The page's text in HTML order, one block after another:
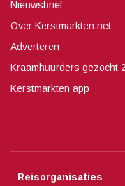
Nieuwsbrief
Over Kerstmarkten.net
Adverteren
Kraamhuurders gezocht
Kerstmarkten app
Reisorganisaties